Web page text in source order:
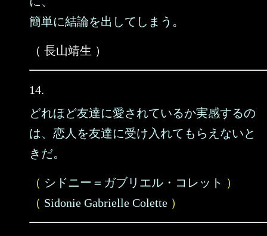
簡単に結論を出してしまう。
（ 長山靖生 ）
14.
どれほど友達に愛されているか実感するの
は、恋人を友達に受け入れてもらえないと
きだ。
（ シドニー＝ガブリエル・コレット ）
（ Sidonie Gabrielle Colette ）